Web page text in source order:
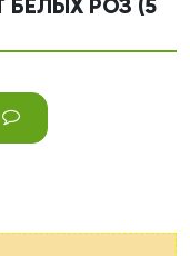
БЕЛЫХ РОЗ (5